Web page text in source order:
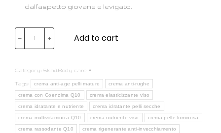
dall’aspetto giovane e levigato.
﹣ ﹢ Add to cart
Category: Skin&Body care
Tags: crema anti-age pelli mature crema anti-rughe
crema con Coenzima Q10 crema elasticizzante viso
crema idratante e nutriente crema idratante pelli secche
crema multivitaminica Q10 crema nutriente viso crema pelle luminosa
crema rassodante Q10 crema rigenerante anti-invecchiamento